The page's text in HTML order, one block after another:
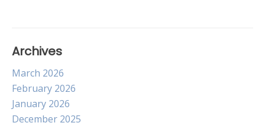
Archives
March 2026
February 2026
January 2026
December 2025